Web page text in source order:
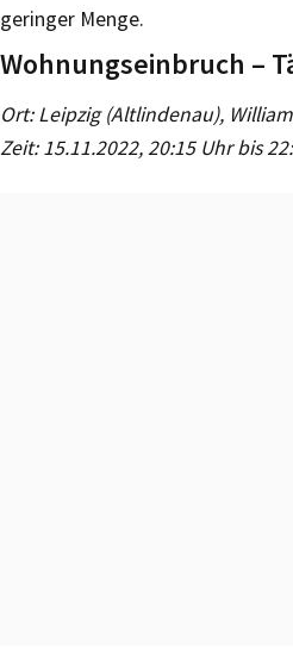
geringer Menge.
Wohnungseinbruch –
Ort: Leipzig (Altlindenau),
Zeit: 15.11.2022, 20:15 Uhr bis